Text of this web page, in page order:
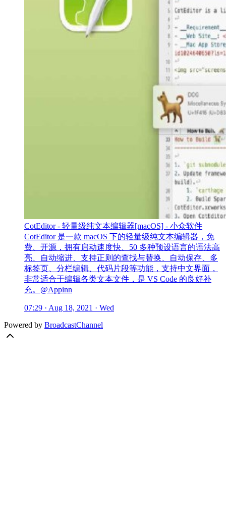
CotEditor - 轻量级纯文本编辑器[macOS] - 小众软件
CotEditor 是一款 macOS 下的轻量级纯文本编辑器，免
费、开源，拥有启动速度快、50 多种预设语言的语法高
亮、自动缩进、支持正则的查找与替换、自动保存、多
标签页、分栏编辑、代码片段等功能，支持中文界面，
非常适合于编辑各类文本文件，是 VS Code 的良好补
充。@Appinn
07:29 · Aug 18, 2021 · Wed
Powered by BroadcastChannel